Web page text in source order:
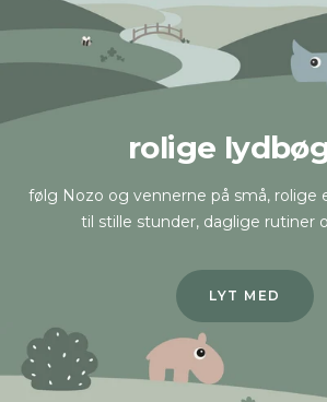
rolige
følg Nozo og vennerne på små, rolige
til stille stunder, daglige rutiner
LYT MED